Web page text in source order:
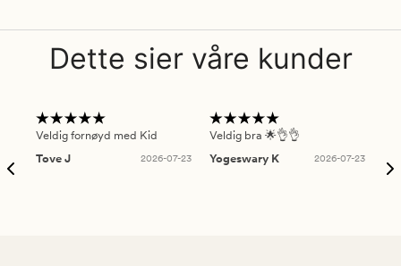
Dette sier våre kunder
Veldig fornøyd med Kid
Tove J
2026-07-23
Veldig bra 🌟👌👌
Yogeswary K
2026-07-23